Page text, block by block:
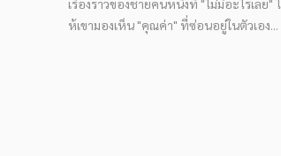
ห้เขามองเห็น "คุณค่า" ที่ซ่อนอยู่ในตัวเอง...